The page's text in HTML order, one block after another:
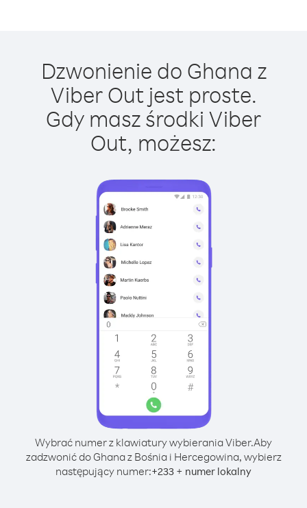
Dzwonienie do Ghana z
Viber Out jest proste.
Gdy masz środki Viber
Out, możesz:
Wybrać numer z klawiatury wybierania Viber.Aby
zadzwonić do Ghana z Bośnia i Hercegowina, wybierz
następujący numer:+233 + numer lokalny